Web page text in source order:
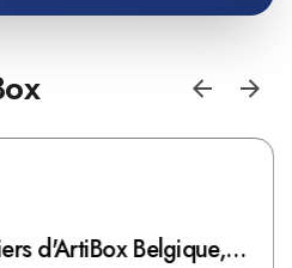
d'ArtiBox Belgique,